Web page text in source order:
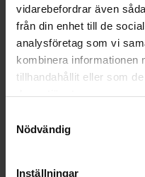
vidarebefordrar även
från din enhet till de
analysföretag som vi
kombinera informationen
tillhandahållit eller som
Nödvändig
Inställningar
Särskilt om
Särskilt om